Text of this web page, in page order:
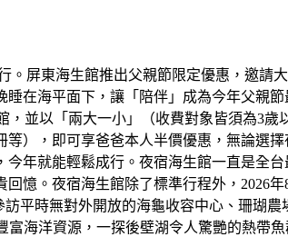
屏東海生館推出父親節限定優惠，邀請
在海平面下，讓「陪伴」成為今年父親
，並以「兩大一小」（收費對象皆須為3
），即可享爸爸本人半價優惠，無論選
年就能輕鬆成行。夜宿海生館一直是全
憶。夜宿海生館除了標準行程外，2026
平時無對外開放的海龜收容中心、珊瑚農
海洋資源，一探後壁湖令人驚艷的熱帶魚